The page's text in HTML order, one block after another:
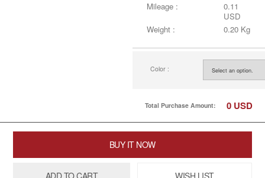
Mileage :
0.11
USD
Weight :
0.20 Kg
Color :
Total Purchase Amount: 0 USD
BUY IT NOW
ADD TO CART WISH LIST